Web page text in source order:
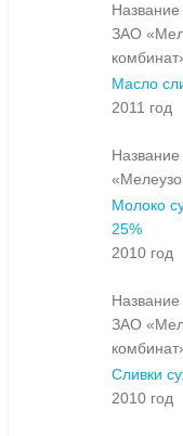
Название
ЗАО
Масло
2011 год
Название
Молоко
25%
2010 год
Название
ЗАО
Сливки
2010 год